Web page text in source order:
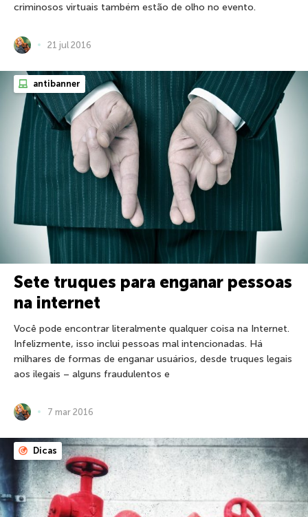
criminosos virtuais também estão de olho no evento.
21 jul 2016
antibanner
Sete truques para enganar pessoas
na internet
Você pode encontrar literalmente qualquer coisa na Internet.
Infelizmente, isso inclui pessoas mal intencionadas. Há
milhares de formas de enganar usuários, desde truques legais
aos ilegais – alguns fraudulentos e
7 mar 2016
Dicas